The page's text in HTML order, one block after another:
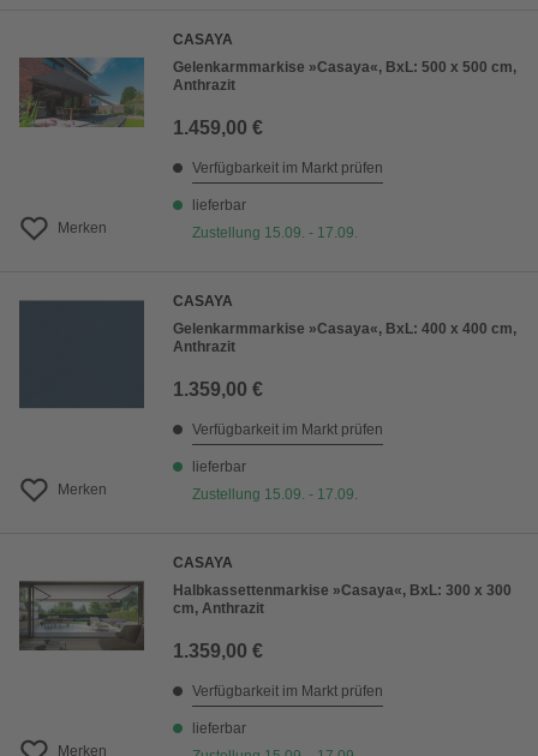
Merken
CASAYA
Gelenkarmmarkise »Casaya«, BxL: 500 x 500 cm,
Anthrazit
1.459,00 €
Verfügbarkeit im Markt prüfen
lieferbar
Zustellung 15.09. - 17.09.
Merken
CASAYA
Gelenkarmmarkise »Casaya«, BxL: 400 x 400 cm,
Anthrazit
1.359,00 €
Verfügbarkeit im Markt prüfen
lieferbar
Zustellung 15.09. - 17.09.
Merken
CASAYA
Halbkassettenmarkise »Casaya«, BxL: 300 x 300
cm, Anthrazit
1.359,00 €
Verfügbarkeit im Markt prüfen
lieferbar